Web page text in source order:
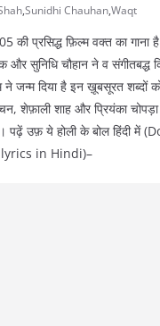
,Sunidhi Chauhan,Waqt
की प्रसिद्ध फ़िल्म वक्त का गाना
और सुनिधि चौहान ने व संगीतबद्ध
जन्म दिया है इन ख़ूबसूरत शब्दों
शेफ़ाली शाह और प्रियंका चोपड़ा
पढ़ें उफ़ ये होली के बोल हिंदी में
in Hindi)–